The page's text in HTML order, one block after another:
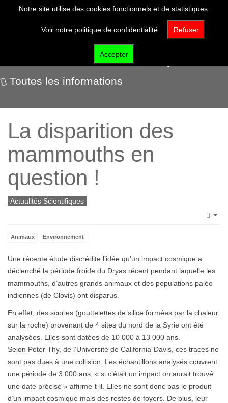
Actualités scientifiques
Toutes les informations
La disparition des
mammouths en
question !
Actualités Scientifiques
Animaux Environnement
Une récente étude discrédite l’idée qu’un impact cosmique a
déclenché la période froide du Dryas récent pendant laquelle les
mammouths, d’autres grands animaux et des populations paléo
indiennes (de Clovis) ont disparus.
En effet, des scories (gouttelettes de silice formées par la chaleur
sur la roche) provenant de 4 sites du nord de la Syrie ont été
analysées. Elles sont datées de 10 000 à 13 000 ans.
Selon Peter Thy, de l’Université de California-Davis, ces traces ne
sont pas dues à une collision. Les échantillons analysés couvrent
une période de 3 000 ans, « si c’était un impact on aurait trouvé
une date précise » affirme-t-il. Elles ne sont donc pas le produit
d’un impact cosmique mais des restes de foyers. De plus, leur
Notre site utilise des cookies fonctionnels et de statistiques.
Voir notre politique de confidentialité Refuser
Accepter